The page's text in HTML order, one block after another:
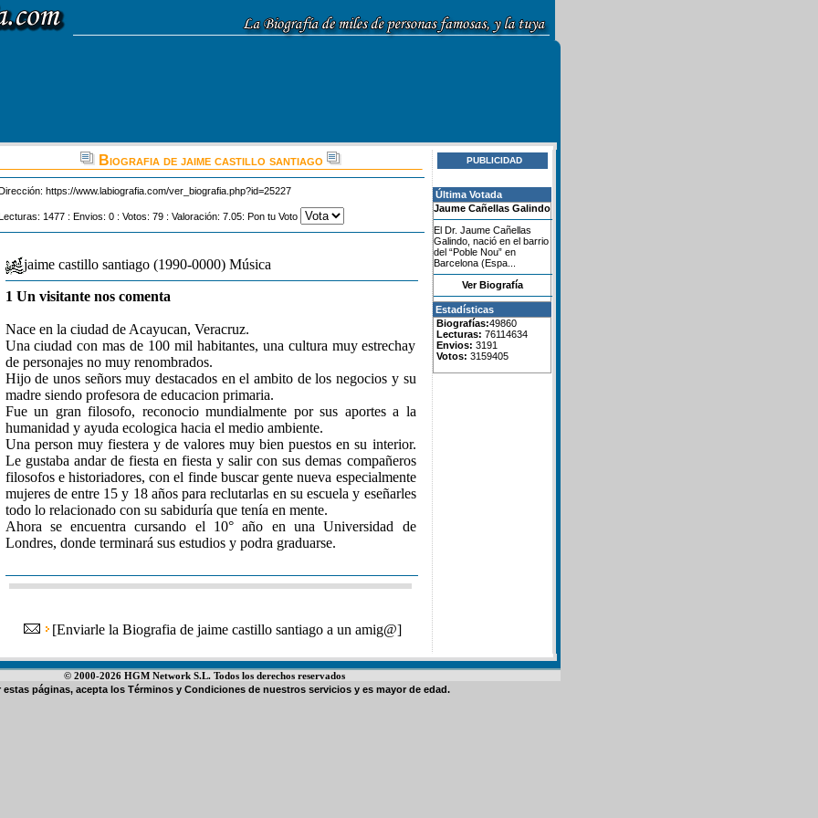
Biografia de jaime castillo santiago
https://www.labiografia.com/ver_biografia.php?id=25227
1477 : Envios: 0 : Votos: 79 : Valoración: 7.05: Pon tu Voto
jaime castillo santiago (1990-0000) Música
1 Un visitante nos comenta
Nace en la ciudad de Acayucan, Veracruz.
Una ciudad con mas de 100 mil habitantes, una cultura muy estrechay
de personajes no muy renombrados.
Hijo de unos señors muy destacados en el ambito de los negocios y su
madre siendo profesora de educacion primaria.
Fue un gran filosofo, reconocio mundialmente por sus aportes a la
humanidad y ayuda ecologica hacia el medio ambiente.
Una person muy fiestera y de valores muy bien puestos en su interior.
Le gustaba andar de fiesta en fiesta y salir con sus demas compañeros
filosofos e historiadores, con el finde buscar gente nueva especialmente
mujeres de entre 15 y 18 años para reclutarlas en su escuela y eseñarles
todo lo relacionado con su sabiduría que tenía en mente.
Ahora se encuentra cursando el 10° año en una Universidad de
Londres, donde terminará sus estudios y podra graduarse.
[Enviarle la Biografia de jaime castillo santiago a un amig@]
PUBLICIDAD
Última Votada
Jaume Cañellas Galindo
El Dr. Jaume Cañellas
Galindo, nació en el barrio
del “Poble Nou” en
Barcelona (Espa...
Ver Biografía
Estadísticas
Biografías:49860
Lecturas: 76114634
Envios: 3191
Votos: 3159405
© 2000-2026 HGM Network S.L. Todos los derechos reservados
estas páginas, acepta los Términos y Condiciones de nuestros servicios y es mayor de edad.